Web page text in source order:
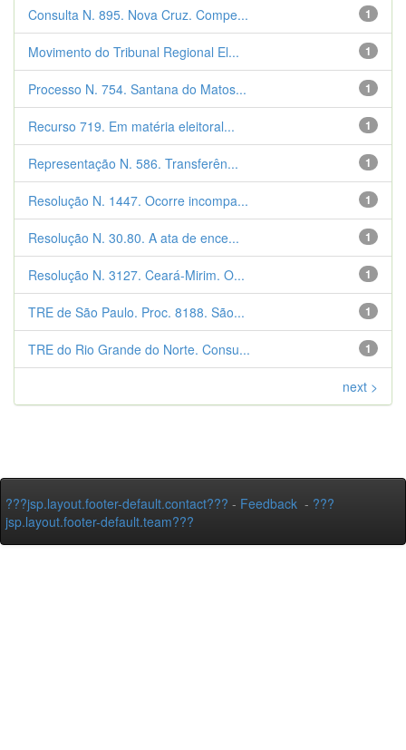
1
Consulta N. 895. Nova Cruz. Compe...
1
Movimento do Tribunal Regional El...
1
Processo N. 754. Santana do Matos...
1
Recurso 719. Em matéria eleitoral...
1
Representação N. 586. Transferên...
1
Resolução N. 1447. Ocorre incompa...
1
Resolução N. 30.80. A ata de ence...
1
Resolução N. 3127. Ceará-Mirim. O...
1
TRE de São Paulo. Proc. 8188. São...
1
TRE do Rio Grande do Norte. Consu...
next >
???jsp.layout.footer-default.contact??? - Feedback - ???
jsp.layout.footer-default.team???